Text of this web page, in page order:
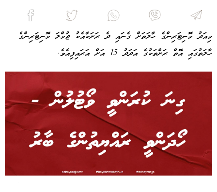
މިއަދު މޮނިޓަރިންގެ ހާލަތަށް ގެނައި ދެ ރަށަކާއެކު ޖުމްލަ މޮނިޓަރިންގެ
ހާލަތުގައި އޮތް ރަށްތަކުގެ އަދަދު 15 އަށް އަރައިފިއެވެ.